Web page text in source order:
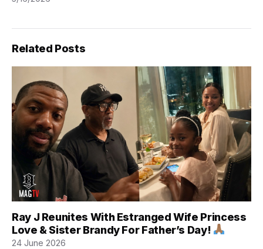
Related Posts
Ray J Reunites With Estranged Wife Princess
Love & Sister Brandy For Father’s Day!
24 June 2026